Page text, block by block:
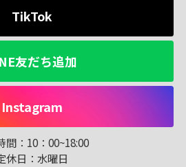
TikTok
友だち追加
Instagram
間： 10：00~18:00
休日： 水曜日